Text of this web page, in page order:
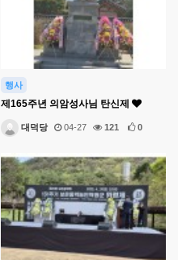
행사
제165주년 의암성사님 탄신제
대덕당 04-27 121 0